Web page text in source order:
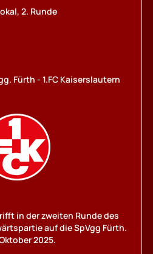
2. Runde
Fürth - 1.FC Kaiserslautern
in der zweiten Runde des
auf die SpVgg Fürth.
2025.